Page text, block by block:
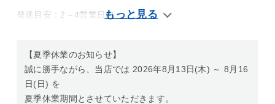
発送目安：2～4営業日内
【夏季休業のお知らせ】
誠に勝手ながら、当店では 2026年8月13日(木) ～ 8月16
日(日) を
夏季休業期間とさせていただきます。